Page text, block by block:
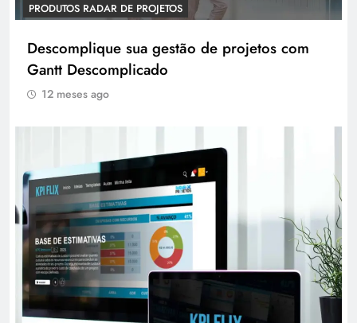
PRODUTOS RADAR DE PROJETOS
Descomplique sua gestão de projetos com
Gantt Descomplicado
12 meses ago